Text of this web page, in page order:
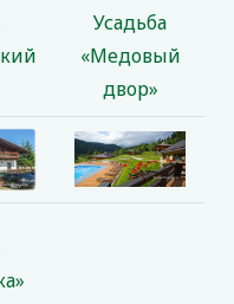
Усадьба
«Медовый
двор»